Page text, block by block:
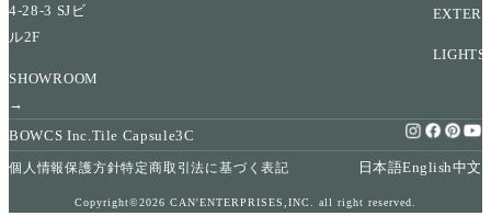
4-28-3 SJビ
ル2F
SHOWROOM
→
LIGHTS
BOWCS Inc. Tile Capsule3C
個人情報保護方針特定商取引法に基づく表記 日本語English中文
Copyright©2026 CAN'ENTERPRISES,INC. all right reserved.